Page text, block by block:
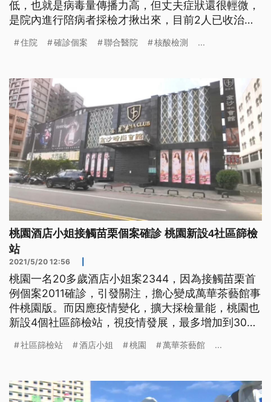
低，也就是病毒量傳播力高，但丈夫症狀還很輕微，
是院內進行陪病者採檢才揪出來，目前2人已收治隔
上防護面罩來回不停噴灑進行清消作業，因為北市聯
染疫的是婦產科病房的住院患者和她的先生，患者在
5月上旬住院前採檢為陰
住院 確診個案 聯合醫院 核酸檢測 ...
桃園酒店小姐接觸苗栗個案確診 桃園新設4社區篩檢
站
2021/5/20 12:56
桃園一名20多歲酒店小姐案2344，因為接觸苗栗首
例個案2011確診，引發關注，擔心變成萬華茶藝館事
件桃園版。而因應疫情變化，擴大採檢量能，桃園也
新設4個社區篩檢站，視疫情發展，最多增加到30
酒店小姐案2344，因為接觸苗栗首例個案2011確
萬華茶藝館事件桃園版。 桃園市長鄭文燦強調：
「已
社區篩檢站 酒店小姐 桃園 萬華茶藝館 ...